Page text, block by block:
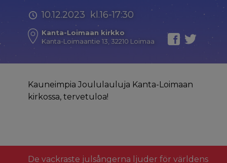
10.12.2023 kl.16-17:30
Kanta-Loimaan kirkko
Kanta-Loimaantie 13, 32210 Loimaa
Kauneimpia Joululauluja Kanta-Loimaan
kirkossa, tervetuloa!
De vackraste julsångerna ljuder för världens